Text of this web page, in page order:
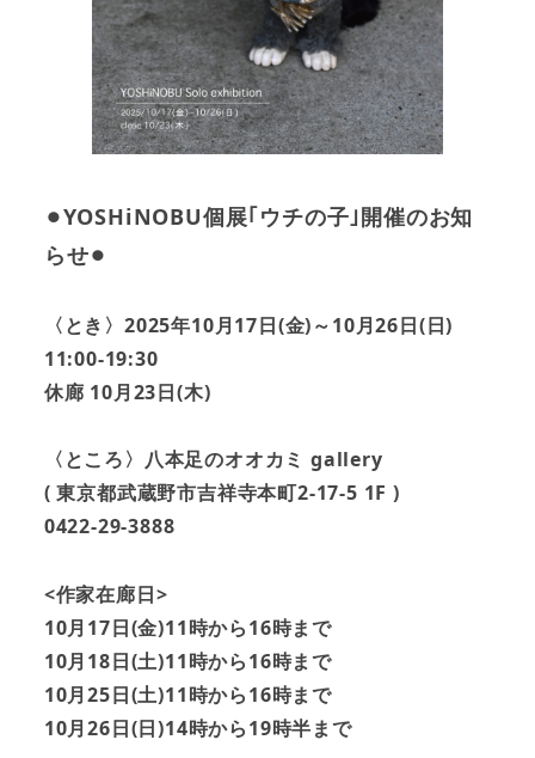
⚫︎YOSHiNOBU個展｢ウチの子｣開催のお知
らせ⚫︎
〈とき〉2025年10月17日(金)～10月26日(日)
11:00-19:30
休廊 10月23日(木)
〈ところ〉八本足のオオカミ gallery
( 東京都武蔵野市吉祥寺本町2-17-5 1F )
0422-29-3888
<作家在廊日>
10月17日(金)11時から16時まで
10月18日(土)11時から16時まで
10月25日(土)11時から16時まで
10月26日(日)14時から19時半まで